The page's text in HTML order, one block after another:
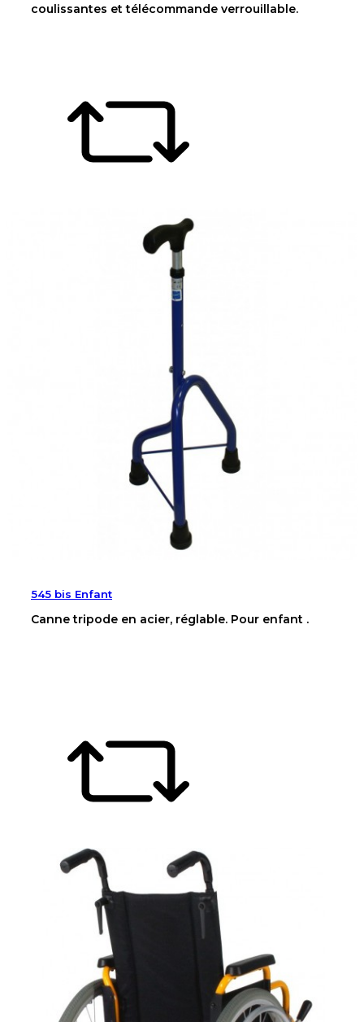
coulissantes et télécommande verrouillable.
545 bis Enfant
Canne tripode en acier, réglable. Pour enfant .